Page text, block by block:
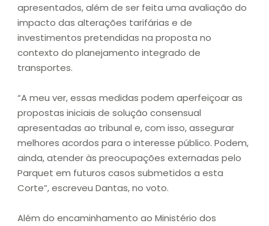
apresentados, além de ser feita uma avaliação do
impacto das alterações tarifárias e de
investimentos pretendidas na proposta no
contexto do planejamento integrado de
transportes.
“A meu ver, essas medidas podem aperfeiçoar as
propostas iniciais de solução consensual
apresentadas ao tribunal e, com isso, assegurar
melhores acordos para o interesse público. Podem,
ainda, atender às preocupações externadas pelo
Parquet em futuros casos submetidos a esta
Corte”, escreveu Dantas, no voto.
Além do encaminhamento ao Ministério dos